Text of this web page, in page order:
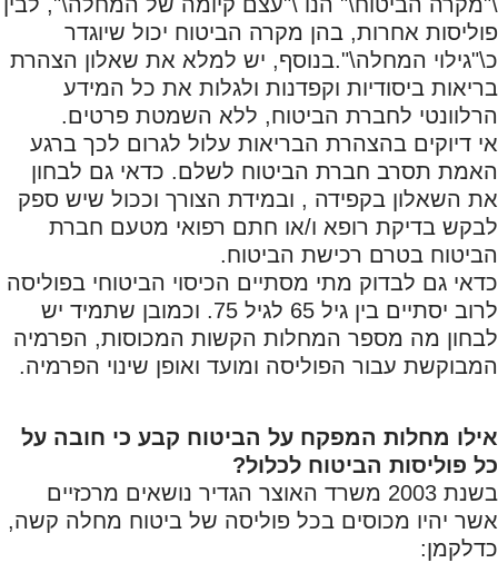
פוליסות אחרות, בהן מקרה הביטוח יכול שיוגדר
כ\"גילוי המחלה\".בנוסף, יש למלא את שאלון הצהרת
בריאות ביסודיות וקפדנות ולגלות את כל המידע
הרלוונטי לחברת הביטוח, ללא השמטת פרטים.
אי דיוקים בהצהרת הבריאות עלול לגרום לכך ברגע
האמת תסרב חברת הביטוח לשלם. כדאי גם לבחון
את השאלון בקפידה , ובמידת הצורך וככול שיש ספק
לבקש בדיקת רופא ו/או חתם רפואי מטעם חברת
הביטוח בטרם רכישת הביטוח.
כדאי גם לבדוק מתי מסתיים הכיסוי הביטוחי בפוליסה
לרוב יסתיים בין גיל 65 לגיל 75. וכמובן שתמיד יש
לבחון מה מספר המחלות הקשות המכוסות, הפרמיה
המבוקשת עבור הפוליסה ומועד ואופן שינוי הפרמיה.
אילו מחלות המפקח על הביטוח קבע כי חובה על
כל פוליסות הביטוח לכלול?
בשנת 2003 משרד האוצר הגדיר נושאים מרכזיים
אשר יהיו מכוסים בכל פוליסה של ביטוח מחלה קשה,
כדלקמן: